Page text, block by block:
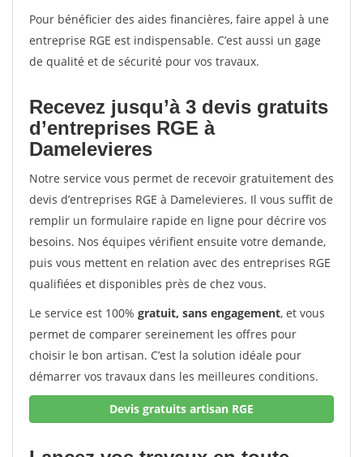
Pour bénéficier des aides financières, faire appel à une
entreprise RGE est indispensable. C’est aussi un gage
de qualité et de sécurité pour vos travaux.
Recevez jusqu’à 3 devis gratuits
d’entreprises RGE à
Damelevieres
Notre service vous permet de recevoir gratuitement des
devis d’entreprises RGE à Damelevieres. Il vous suffit de
remplir un formulaire rapide en ligne pour décrire vos
besoins. Nos équipes vérifient ensuite votre demande,
puis vous mettent en relation avec des entreprises RGE
qualifiées et disponibles près de chez vous.
Le service est 100% gratuit, sans engagement, et vous
permet de comparer sereinement les offres pour
choisir le bon artisan. C’est la solution idéale pour
démarrer vos travaux dans les meilleures conditions.
Devis gratuits artisan RGE